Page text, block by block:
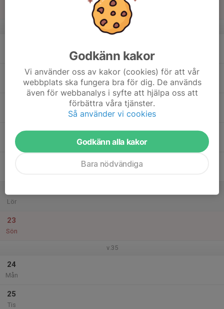
v.34
Tor
Lör
23
Sön
v.35
24
Mån
25
Tis
Godkänn kakor
Vi använder oss av kakor (cookies) för att vår
webbplats ska fungera bra för dig. De används
även för webbanalys i syfte att hjälpa oss att
förbättra våra tjänster.
Så använder vi cookies
Godkänn alla kakor
Bara nödvändiga